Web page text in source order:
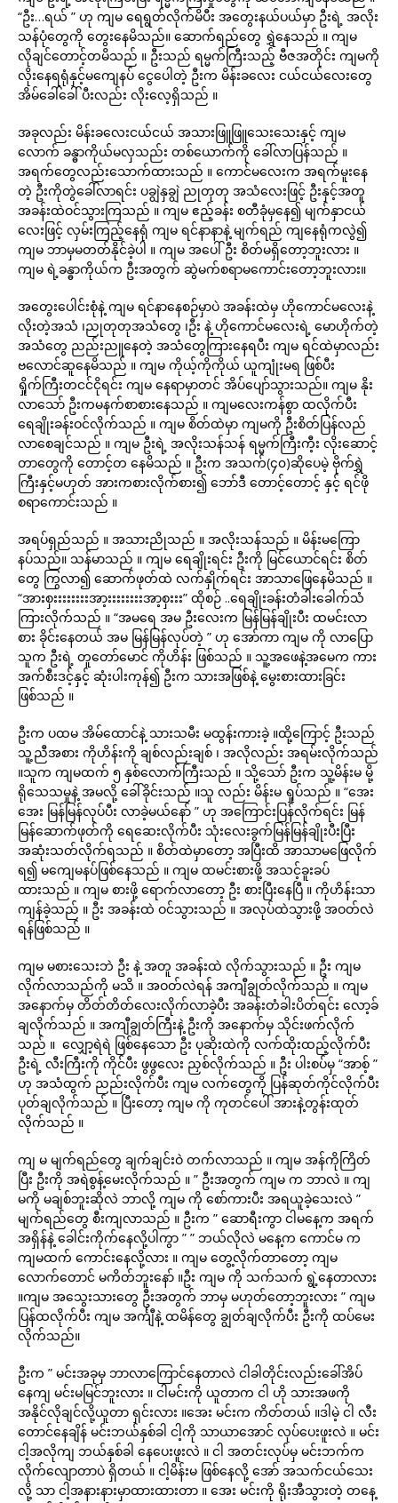
“ဦး…ရယ် ” ဟု ကျမ ရေရွတ်လိုက်မိပီး အတွေးနယ်ပယ်မှာ ဦးရဲ့ အလိုး
သန်ပုံတွေကို တွေး‌နေမိသည်။ ဆောက်‌ရည်တွေ ရွှဲနေသည် ။ ကျမ
လိုချင်တောင့်တမိသည် ။ ဦးသည် ရမ္မက်ကြီးသည့် ဗီဇအတိုင်း ကျမကို
လိုးနေရရုံနှင့်မကျေနပ် ငွေပေါတဲ့ ဦးက မိန်းခလေး ငယ်ငယ်လေးတွေ
အိမ်ခေါ်ခေါ် ပီးလည်း လိုးလေ့ရှိသည် ။
အခုလည်း မိန်းခလေးငယ်ငယ် အသားဖြူဖြူသေးသေးနှင့် ကျမ
လောက် ခန္ဓာကိုယ်မလှသည်း တစ်ယောက်ကို ခေါ်လာပြန်သည် ။
အရက်တွေလည်းသောက်ထားသည် ။ ကောင်မလေးက အရက်မူးနေ
တဲ့ ဦးကိုတွဲခေါ်လာရင်း ပချွဲနှချွဲ ညုတုတု အသံလေးဖြင့် ဦးနှင့်အတူ
အခန်းထဲဝင်သွားကြသည် ။ ကျမ ဧည့်ခန်း စတီခုံမှနေ၍ မျက်နှာငယ်
လေးဖြင့် လှမ်းကြည့်နေရုံ ကျမ ရင်နာနာနဲ့ မျက်ရည် ကျနေရုံကလွဲ၍
ကျမ ဘာမှမတတ်နိုင်ခဲ့ပါ ။ ကျမ အပေါ် ဦး စိတ်မရှိတော့ဘူးလား ။
ကျမ ရဲ့ခန္ဓာကိုယ်က ဦးအတွက် ဆွဲမက်စရာ‌မကောင်းတော့ဘူးလား။
အ‌တွေးပေါင်းစုံနဲ့ ကျမ ရင်နာနေစဉ်မှာပဲ အခန်းထဲမှ ဟိုကောင်မလေးနဲ့
လိုးတဲ့အသံ ၊ညုတုတုအသံတွေ ၊ဦး နဲ့ ဟိုကောင်မလေး‌ရဲ့ မောဟိုက်တဲ့
အသံတွေ ညည်းညူနေတဲ့ အသံတွေကြားနေရပီး ကျမ ရင်ထဲမှာလည်း
ဗလောင်ဆူနေမိသည် ။ ကျမ ကိုယ့်ကိုကိုယ် ယူကျုံးမရ ဖြစ်ပီး
ရှိုက်ကြီးတငင်ငိုရင်း ကျမ‌ နေရာမှာတင် အိပ်ပျော်သွားသည်။ ကျမ နိုး
လာသော် ဦးကမနက်စာစားနေသည် ။ ကျမလေးကန်စွာ ထလိုက်ပီး
ရေချိုးခန်းဝင်လိုက်သည် ။ ကျမ စိတ်ထဲမှာ ကျမကို ဦးစိတ်ပြန်လည်
လာစေချင်သည် ။ ကျမ ဦးရဲ့ အလိုးသန်သန် ရမ္မက်ကြီးကီ့း လိုးဆောင့်
တာတွေကို တောင့်တ နေမိသည် ။ ဦးက အသက်(၄၀)ဆိုပေမဲ့ ဗိုက်ရွှဲ
ကြီးနှင့်မဟုတ် အားကစားလိုက်စား၍ ဘော်ဒီ တောင့်တောင့် နှင့် ရင်ဖို
စရာကောင်းသည် ။
အရပ်ရှည်သည် ။ အသားညိုသည် ။ အလိုးသန်သည် ။ မိန်းမကြော
နပ်သည်။ သန်မာသည် ။ ကျမ ရေချိုးရင်း ဦးကို မြင်ယောင်ရင်း စိတ်
တွေ ကြွလာ၍ ဆောက်‌ဖုတ်ထဲ လက်နှိုက်ရင်း အာသာဖြေနေမိသည် ။
“အားစှးးးးးးးးအာ့းးးးးးးးအာ့စှးးး” ထိုစဉ် ..ရေချိုးခန်းတံခါးခေါက်သံ
ကြားလိုက်သည် ။ “အမရေ အမ ဦးလေးက မြန်မြန်ချိုးပီး ထမင်းလာ
စား ခိုင်းနေတယ် အမ မြန်မြန်လုပ်တဲ့ ” ဟု အော်ကာ ကျမ ကို လာပြော
သူက ဦးရဲ့ တူတော်မောင် ကိုဟိန်း ဖြစ်သည် ။ သူ့အ‌ဖေနဲ့အ‌မေက ကား
အက်စီးဒင့်နှင့် ဆုံးပါးကုန်၍ ဦးက သားအဖြစ်နဲ့ မွေးစားထားခြင်း
ဖြစ်သည် ။
ဦးက ပထမ အိမ်ထောင်နဲ့ သားသမီး မထွန်းကားခဲ့ ။ထို့‌ကြောင့် ဦးသည်
သူ့ညီအစား ကိုဟိန်းကို ချစ်လည်းချစ် ၊ အလိုလည်း အရမ်းလိုက်သည်
။သူက ကျမထက် ၅ နှစ်လောက်ကြီးသည် ။ သို့သော် ဦးက သူ့မိန်းမ မို့
ရိုသေသမှုနဲ့ အမလို့ ခေါ်ခိုင်းသည် ။သူ လည်း မိန်းမ ရှုပ်သည် ။ “အေး
အေး မြန်မြန်လုပ်ပီး လာခဲ့မယ်နော် ” ဟု အကြောင်းပြန်လိုက်ရင်း မြန်
မြန်ဆောက်ဖုတ်ကို ရေဆေးလိုက်ပီး သုံးလေးခွက်မြန်မြန်ချိုးပီးပြီး
အဆုံးသတ်လိုက်ရသည် ။ စိတ်ထဲမှာတော့ အပြီးထိ အာသာမဖြေလိုက်
ရ၍ မကျေမနပ်ဖြစ်နေသည် ။ ကျမ ထမင်းစားဖို့ အသင့်ခူးခပ်
ထားသည် ။ ကျမ စားဖို့ ရောက်လာတော့ ဦး စားပြီးနေပြီ ။ ကိုဟိန်းသာ
ကျန်ခဲ့သည် ။ ဦး အခန်းထဲ ဝင်သွားသည် ။ အလုပ်ထဲသွားဖို့ အဝတ်လဲ
ရန်ဖြစ်သည် ။
ကျမ မစားသေးဘဲ ဦး နဲ့ အတူ အခန်းထဲ လိုက်သွားသည် ။ ဦး ကျမ
လိုက်လာသည်ကို မသိ ။ အဝတ်လဲရန် အကျီချွတ်လိုက်သည် ။ ကျမ
အနောက်မှ တိတ်တိတ်လေးလိုက်လာခဲ့ပီး အခန်းတံခါးပိတ်ရင်း လော့ခ်
ချလိုက်သည် ။ အကျီချွတ်ကြီးနဲ့ ဦးကို အနောက်မှ သိုင်းဖက်လိုက်
သည် ။ ‌ ‌လျှော့ရဲရဲ ဖြစ်နေသော ဦး ပုဆိုးထဲကို လက်ထိုးထည့်လိုက်ပီး
ဦးရဲ့ လီးကြီးကို ကိုင်ပီး ဖွဖွလေး ညှစ်လိုက်သည် ။ ဦး ပါးစပ်မှ “အာစ့် ”
ဟု အသံထွက် ညည်းလိုက်ပီး ကျမ လက်တွေကို ပြန်ဆုတ်ကိုင်လိုက်ပီး
ပုတ်ချလိုက်သည် ။ ပြီးတော့ ကျမ ကို ကုတင်ပေါ် အားနဲ့တွန်းထုတ်
လိုက်သည် ။
ကျ မ မျက်ရည်တွေ ချက်ချင်းဝဲ တက်လာသည် ။ ကျမ အန်ကိုကြိတ်
ပြီး ဦးကို အရဲစွန့်‌‌မေးလိုက်သည် ။ ” ဦးအတွက် ကျမ က ဘာလဲ ။ ကျ
မကို မချစ်ဘူးဆိုလဲ ဘာလို့ ကျမ ကို စော်ကားပီး အရယူခဲ့သေးလဲ ”
မျက်ရည်တွေ စီးကျလာသည် ။ ဦးက ” ဆောရီးကွာ ငါမနေ့က အရက်
အရှိန်နဲ့ ခေါင်းကိုက်နေလို့ပါကွာ ” ” ဘယ်လိုလဲ မနေ့က ကောင်မ က
ကျမထက် ကောင်းနေလို့လား ။ ကျမ တွေ့လိုက်တာတော့ ကျမ
လောက်တောင် မကိတ်ဘူးနော် ။ဦး ကျမ ကို သက်သက် ရွဲ့နေတာလား
။ကျမ အသွေးသားတွေ ဦးအတွက် ဘာမှ မဟုတ်တော့ဘူးလား ” ကျမ
ပြန်ထလိုက်ပီး ကျမ အင်္ကျီနဲ့ ထမိန်တွေ ချွတ်ချလိုက်ပီး ဦးကို ထပ်မေး
လိုက်သည်။
ဦးက ” မင်းအခုမှ ဘာလာကြောင်နေတာလဲ ငါခါတိုင်းလည်းခေါ်အိပ်
နေကျ မင်းမမြင်ဘူးလား ။ ငါမင်းကို ယူတာက ငါ ဟို သားအဖကို
အနိုင်လိုချင်လို့ယူတာ ရှင်းလား ။အေး မင်းက ကိတ်တယ် ။ဒါမဲ့ ငါ လီး
တောင်နေချိန် မင်းဘယ်နှစ်ခါ ငါ့ကို သာယာအောင် လုပ်ပေးဖူးလဲ ။ မင်း
ငါ့အလိုကျ ဘယ်နှစ်ခါ နေပေးဖူးလဲ ။ ငါ အတင်းလုပ်မှ မင်းဘက်က
လိုက်လျောတာပဲ ရှိတယ် ။ ငါ့မိန်းမ ဖြစ်နေလို့ အော် အသက်ငယ်သေး
လို့ သာ ငါ့အနားနားမှာထားထားတာ ။ အေး မင်းကို ရိုးအီသွားတဲ့ တနေ့